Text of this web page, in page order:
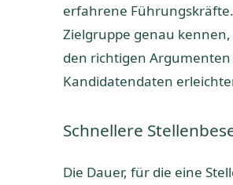
erfahrene
Zielgruppe genau
den richtigen
Kandidatendaten
Schnellere
Die Dauer, für die eine